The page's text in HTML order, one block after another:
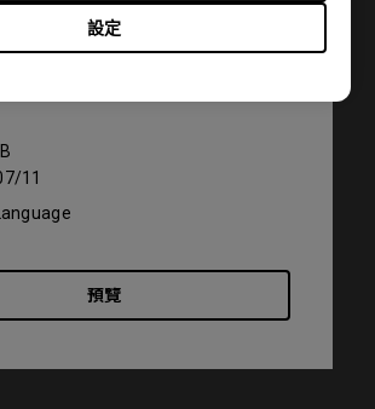
設定
Pink
11
預覽